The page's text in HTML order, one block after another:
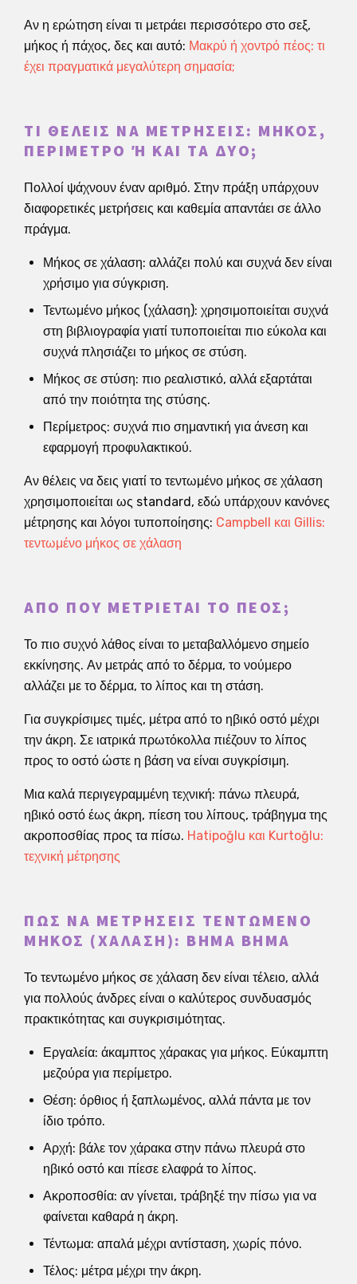
Αν η ερώτηση είναι τι μετράει περισσότερο στο σεξ,
μήκος ή πάχος, δες και αυτό: Μακρύ ή χοντρό πέος: τι
έχει πραγματικά μεγαλύτερη σημασία;
ΤΙ ΘΈΛΕΙΣ ΝΑ ΜΕΤΡΉΣΕΙΣ: ΜΉΚΟΣ,
ΠΕΡΊΜΕΤΡΟ Ή ΚΑΙ ΤΑ ΔΎΟ;
Πολλοί ψάχνουν έναν αριθμό. Στην πράξη υπάρχουν
διαφορετικές μετρήσεις και καθεμία απαντάει σε άλλο
πράγμα.
Μήκος σε χάλαση: αλλάζει πολύ και συχνά δεν είναι
χρήσιμο για σύγκριση.
Τεντωμένο μήκος (χάλαση): χρησιμοποιείται συχνά
στη βιβλιογραφία γιατί τυποποιείται πιο εύκολα και
συχνά πλησιάζει το μήκος σε στύση.
Μήκος σε στύση: πιο ρεαλιστικό, αλλά εξαρτάται
από την ποιότητα της στύσης.
Περίμετρος: συχνά πιο σημαντική για άνεση και
εφαρμογή προφυλακτικού.
Αν θέλεις να δεις γιατί το τεντωμένο μήκος σε χάλαση
χρησιμοποιείται ως standard, εδώ υπάρχουν κανόνες
μέτρησης και λόγοι τυποποίησης: Campbell και Gillis:
τεντωμένο μήκος σε χάλαση
ΑΠΌ ΠΟΎ ΜΕΤΡΙΈΤΑΙ ΤΟ ΠΈΟΣ;
Το πιο συχνό λάθος είναι το μεταβαλλόμενο σημείο
εκκίνησης. Αν μετράς από το δέρμα, το νούμερο
αλλάζει με το δέρμα, το λίπος και τη στάση.
Για συγκρίσιμες τιμές, μέτρα από το ηβικό οστό μέχρι
την άκρη. Σε ιατρικά πρωτόκολλα πιέζουν το λίπος
προς το οστό ώστε η βάση να είναι συγκρίσιμη.
Μια καλά περιγεγραμμένη τεχνική: πάνω πλευρά,
ηβικό οστό έως άκρη, πίεση του λίπους, τράβηγμα της
ακροποσθίας προς τα πίσω. Hatipoğlu και Kurtoğlu:
τεχνική μέτρησης
ΠΏΣ ΝΑ ΜΕΤΡΉΣΕΙΣ ΤΕΝΤΩΜΈΝΟ
ΜΉΚΟΣ (ΧΆΛΑΣΗ): ΒΉΜΑ ΒΉΜΑ
Το τεντωμένο μήκος σε χάλαση δεν είναι τέλειο, αλλά
για πολλούς άνδρες είναι ο καλύτερος συνδυασμός
πρακτικότητας και συγκρισιμότητας.
Εργαλεία: άκαμπτος χάρακας για μήκος. Εύκαμπτη
μεζούρα για περίμετρο.
Θέση: όρθιος ή ξαπλωμένος, αλλά πάντα με τον
ίδιο τρόπο.
Αρχή: βάλε τον χάρακα στην πάνω πλευρά στο
ηβικό οστό και πίεσε ελαφρά το λίπος.
Ακροποσθία: αν γίνεται, τράβηξέ την πίσω για να
φαίνεται καθαρά η άκρη.
Τέντωμα: απαλά μέχρι αντίσταση, χωρίς πόνο.
Τέλος: μέτρα μέχρι την άκρη.